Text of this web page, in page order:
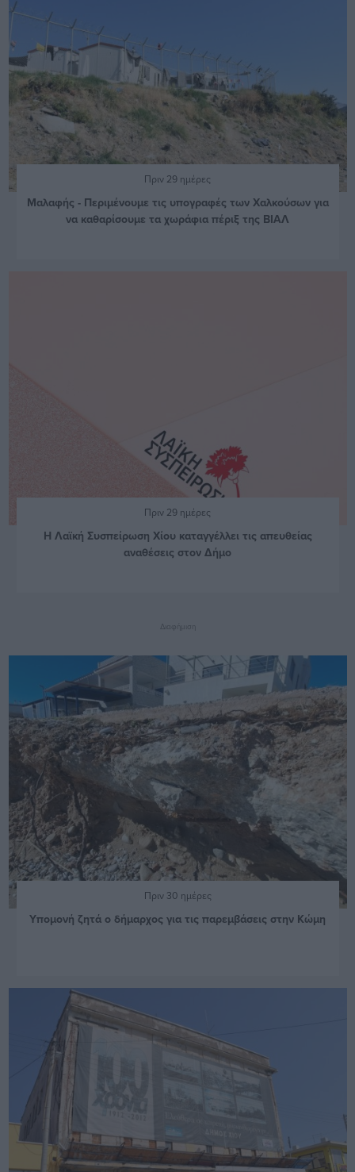
Πριν 29 ημέρες
Μαλαφής - Περιμένουμε τις υπογραφές των Χαλκούσων για
να καθαρίσουμε τα χωράφια πέριξ της ΒΙΑΛ
Πριν 29 ημέρες
Η Λαϊκή Συσπείρωση Χίου καταγγέλλει τις απευθείας
αναθέσεις στον Δήμο
Διαφήμιση
Πριν 30 ημέρες
Υπομονή ζητά ο δήμαρχος για τις παρεμβάσεις στην Κώμη